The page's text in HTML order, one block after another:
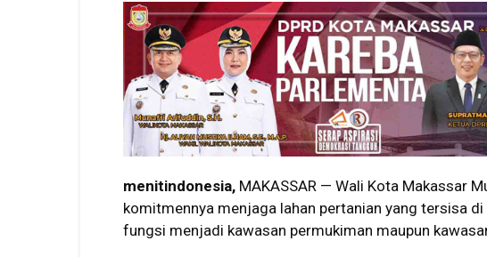
menitindonesia, MAKASSAR — Wali Kota Makassar
komitmennya menjaga lahan pertanian yang tersisa
fungsi menjadi kawasan permukiman maupun